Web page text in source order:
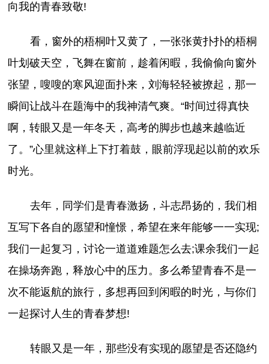
向我的青春致敬!
看，窗外的梧桐叶又黄了，一张张黄扑扑的梧桐
叶划破天空，飞舞在窗前，趁着闲暇，我偷偷向窗外
张望，嗖嗖的寒风迎面扑来，刘海轻轻被撩起，那一
瞬间让战斗在题海中的我神清气爽。“时间过得真快
啊，转眼又是一年冬天，高考的脚步也越来越临近
了。”心里就这样上下打着鼓，眼前浮现起以前的欢乐
时光。
去年，同学们是青春激扬，斗志昂扬的，我们相
互写下各自的愿望和憧憬，希望在来年能够一一实现;
我们一起复习，讨论一道道难题怎么去;课余我们一起
在操场奔跑，释放心中的压力。多么希望青春不是一
次不能返航的旅行，多想再回到闲暇的时光，与你们
一起探讨人生的青春梦想!
转眼又是一年，那些没有实现的愿望是否还隐约